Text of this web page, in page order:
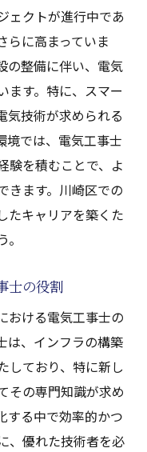
工事のチャンス
の連動性
めのステップバ
ポイント
備
性
法
のステップ
方法
研修
ェクトが進行中であ
らに高まっていま
の整備に伴い、電気
ます。特に、スマー
気技術が求められる
境では、電気工事士
験を積むことで、よ
きます。川崎区での
たキャリアを築くた
士の役割
おける電気工事士の
は、インフラの構築
しており、特に新し
その専門知識が求め
する中で効率的かつ
、優れた技術者を必